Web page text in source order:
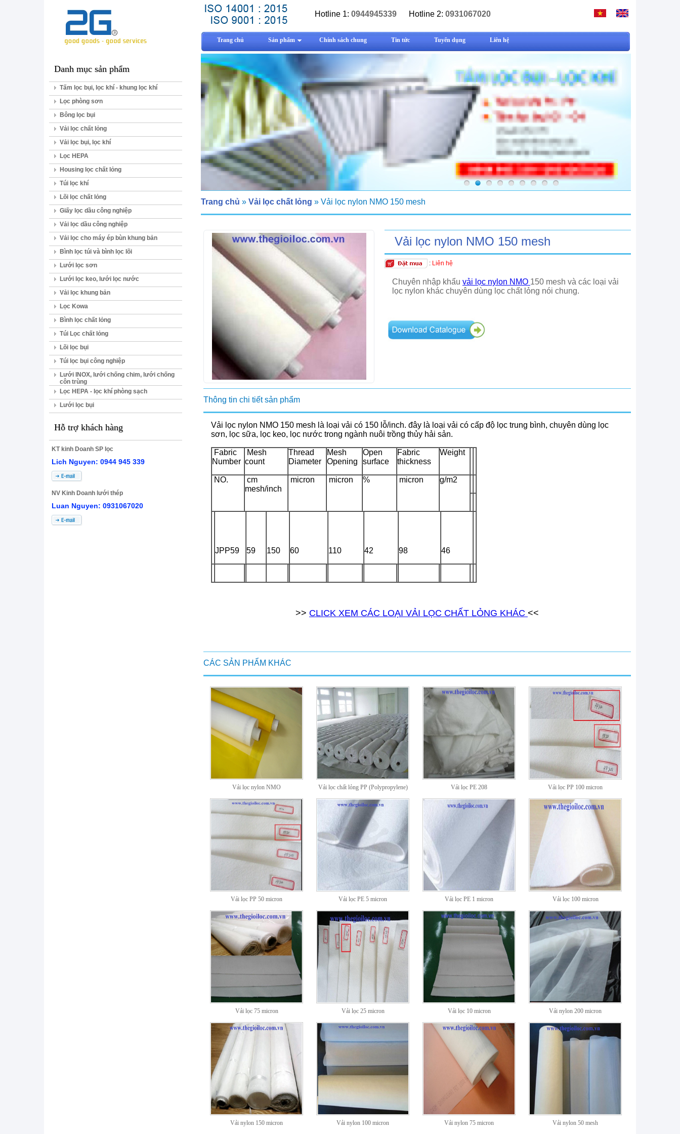
Hotline 1: 0944945339 Hotline 2: 0931067020
Trang chủ Sản phẩm Chính sách chung Tin tức Tuyển dụng Liên hệ
Danh mục sản phẩm
Tấm lọc bụi, lọc khí - khung lọc khí
Lọc phòng sơn
Bông lọc bụi
Vải lọc chất lỏng
Vải lọc bụi, lọc khí
Lọc HEPA
Housing lọc chất lỏng
Túi lọc khí
Lõi lọc chất lỏng
Giấy lọc dầu công nghiệp
Vải lọc dầu công nghiệp
Vải lọc cho máy ép bùn khung bản
Bình lọc túi và bình lọc lõi
Lưới lọc sơn
Lưới lọc keo, lưới lọc nước
Vải lọc khung bản
Lọc Kowa
Bình lọc chất lỏng
Túi Lọc chất lỏng
Lõi lọc bụi
Túi lọc bụi công nghiệp
Lưới INOX, lưới chống chim, lưới chống
côn trùng
Lọc HEPA - lọc khí phòng sạch
Lưới lọc bụi
Hỗ trợ khách hàng
KT kinh Doanh SP lọc
Lich Nguyen: 0944 945 339
NV Kinh Doanh lưới thép
Luan Nguyen: 0931067020
Trang chủ » Vải lọc chất lỏng » Vải lọc nylon NMO 150 mesh
Vải lọc nylon NMO 150 mesh
: Liên hệ
Chuyên nhập khẩu vải lọc nylon NMO 150 mesh và các loại vải
lọc nylon khác chuyên dùng lọc chất lỏng nói chung.
Thông tin chi tiết sản phẩm
Vải lọc nylon NMO 150 mesh là loại vải có 150 lỗ/inch. đây là loại vải có cấp độ lọc trung bình, chuyên dùng lọc
sơn, lọc sữa, lọc keo, lọc nước trong ngành nuôi trồng thủy hải sản.
Fabric
Number
Mesh
count
Thread
Diameter
Mesh
Opening
Open
surface
Fabric
thickness
Weight
NO.
cm
mesh/inch
micron micron % micron g/m2
JPP59 59 150 60 110 42 98 46
>> CLICK XEM CÁC LOẠI VẢI LỌC CHẤT LỎNG KHÁC <<
CÁC SẢN PHẨM KHÁC
Vải lọc nylon NMO Vải lọc chất lỏng PP (Polypropylene) Vải lọc PE 208 Vải lọc PP 100 micron
Vải lọc PP 50 micron Vải lọc PE 5 micron Vải lọc PE 1 micron Vải lọc 100 micron
Vải lọc 75 micron Vải lọc 25 micron Vải lọc 10 micron Vải nylon 200 micron
Vải nylon 150 micron Vải nylon 100 micron Vải nylon 75 micron Vải nylon 50 mesh